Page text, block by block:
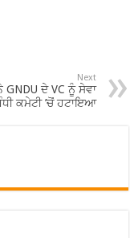
Next
GNDU ਦੇ VC ਨੂੰ ਸੇਵਾ
ਕਮੇਟੀ ’ਚੋਂ ਹਟਾਇਆ